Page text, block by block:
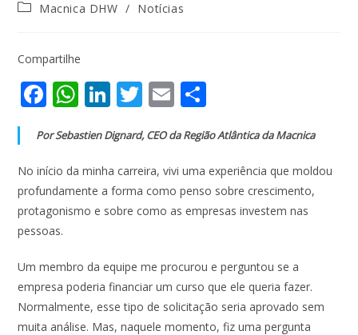
Macnica DHW / Notícias
Compartilhe
F
e
b
o
o
W
at
s
A
p
Li
k
e
dI
n
T
itt
er
E
ai
l
ar
e
Por Sebastien Dignard, CEO da Região Atlântica da Macnica
No início da minha carreira, vivi uma experiência que moldou
profundamente a forma como penso sobre crescimento,
protagonismo e sobre como as empresas investem nas
pessoas.
Um membro da equipe me procurou e perguntou se a
empresa poderia financiar um curso que ele queria fazer.
Normalmente, esse tipo de solicitação seria aprovado sem
muita análise. Mas, naquele momento, fiz uma pergunta